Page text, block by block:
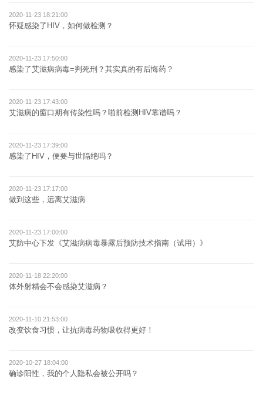
2020-11-23 18:21:00
怀疑感染了HIV，如何做检测？
2020-11-23 17:50:00
感染了艾滋病病毒=判死刑？其实真的有后悔药？
2020-11-23 17:43:00
艾滋病的窗口期有传染性吗？啪前检测HIV靠谱吗？
2020-11-23 17:39:00
感染了HIV，便要与世隔绝吗？
2020-11-23 17:17:00
做到这些，远离艾滋病
2020-11-23 17:00:00
艾防中心下发《艾滋病病毒暴露后预防技术指南（试用）》
2020-11-18 22:20:00
体外射精会不会感染艾滋病？
2020-11-10 21:53:00
改变饮食习惯，让抗病毒药物吸收得更好！
2020-10-27 18:04:00
确诊阳性，我的个人隐私会被公开吗？